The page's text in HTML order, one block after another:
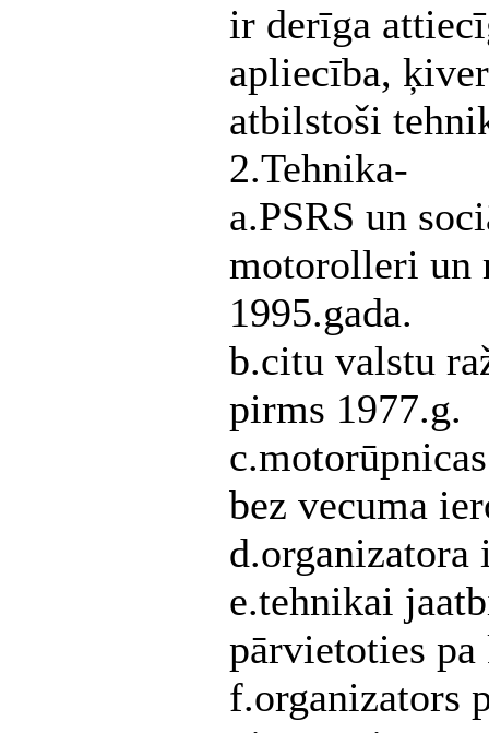
ir derīga
apliecība,
atbilstoši
2.Tehnika-
a.PSRS un
motorolleri un
1995.gada.
b.citu valstu
pirms 1977.g.
bez vecuma
e.tehnikai
pārvietoties pa
f.organizators